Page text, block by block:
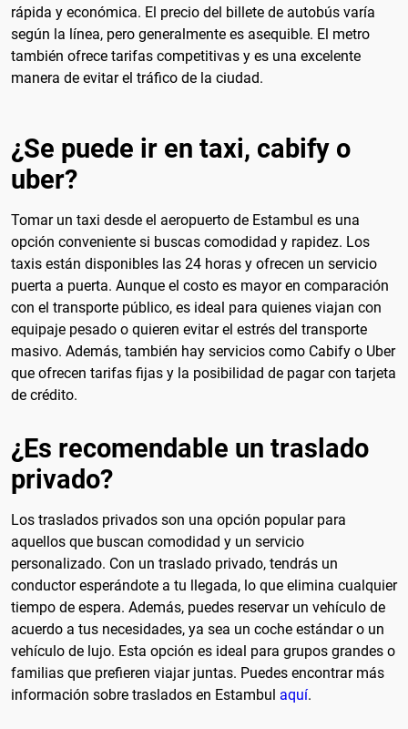
rápida y económica. El precio del billete de autobús varía
según la línea, pero generalmente es asequible. El metro
también ofrece tarifas competitivas y es una excelente
manera de evitar el tráfico de la ciudad.
¿Se puede ir en taxi, cabify o
uber?
Tomar un taxi desde el aeropuerto de Estambul es una
opción conveniente si buscas comodidad y rapidez. Los
taxis están disponibles las 24 horas y ofrecen un servicio
puerta a puerta. Aunque el costo es mayor en comparación
con el transporte público, es ideal para quienes viajan con
equipaje pesado o quieren evitar el estrés del transporte
masivo. Además, también hay servicios como Cabify o Uber
que ofrecen tarifas fijas y la posibilidad de pagar con tarjeta
de crédito.
¿Es recomendable un traslado
privado?
Los traslados privados son una opción popular para
aquellos que buscan comodidad y un servicio
personalizado. Con un traslado privado, tendrás un
conductor esperándote a tu llegada, lo que elimina cualquier
tiempo de espera. Además, puedes reservar un vehículo de
acuerdo a tus necesidades, ya sea un coche estándar o un
vehículo de lujo. Esta opción es ideal para grupos grandes o
familias que prefieren viajar juntas. Puedes encontrar más
información sobre traslados en Estambul aquí.